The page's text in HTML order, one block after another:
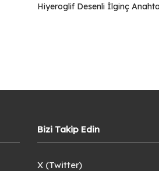
Hiyeroglif Desenli İlginç
Bizi Takip Edin
X (Twitter)